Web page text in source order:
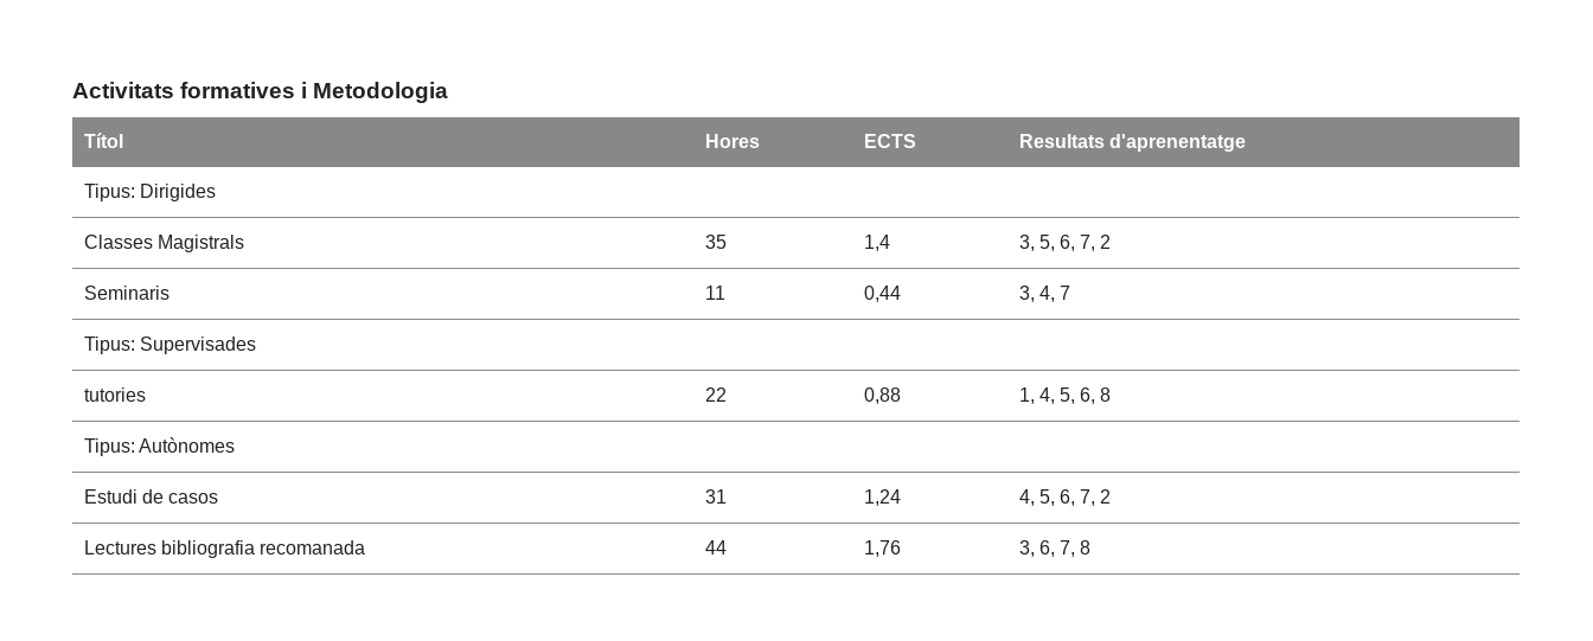
Activitats formatives i Metodologia
Títol Hores ECTS Resultats d'aprenentatge
Tipus: Dirigides
Classes Magistrals 35 1,4 3, 5, 6, 7, 2
Seminaris 11 0,44 3, 4, 7
Tipus: Supervisades
tutories 22 0,88 1, 4, 5, 6, 8
Tipus: Autònomes
Estudi de casos 31 1,24 4, 5, 6, 7, 2
Lectures bibliografia recomanada 44 1,76 3, 6, 7, 8